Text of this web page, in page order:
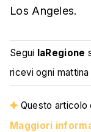
Los Angeles.
Segui laRegione
ricevi ogni
Questo articolo
Maggiori